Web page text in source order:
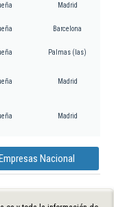
Madrid
Barcelona
Palmas (las)
Madrid
Madrid
Nacional